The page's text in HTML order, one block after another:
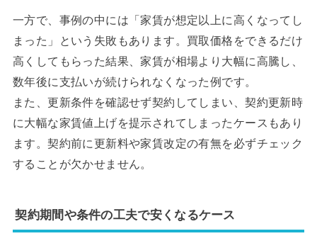
一方で、事例の中には「家賃が想定以上に高くなってし
まった」という失敗もあります。買取価格をできるだけ
高くしてもらった結果、家賃が相場より大幅に高騰し、
数年後に支払いが続けられなくなった例です。
また、更新条件を確認せず契約してしまい、契約更新時
に大幅な家賃値上げを提示されてしまったケースもあり
ます。契約前に更新料や家賃改定の有無を必ずチェック
することが欠かせません。
契約期間や条件の工夫で安くなるケース